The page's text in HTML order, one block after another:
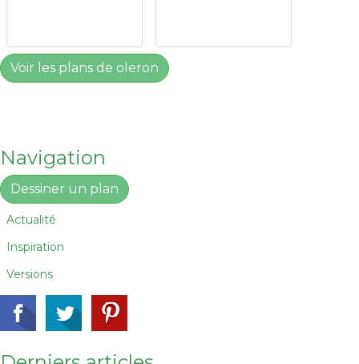
Voir les plans de oleron
Navigation
Dessiner un plan
Actualité
Inspiration
Versions